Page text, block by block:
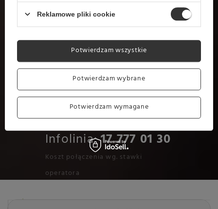
Potrzebujesz
pomocy?
Nasi kawowi specjaliści pomogą Ci w
odpowiednim doborze kawy,
a obsługa klienta kompleksowo
zrealizuje Twoje zamówienie w
sklepie.
Infolinia:17 777 01 30
Koszt połączenia wg. stawki
operatora
Reklamowe pliki cookie
Potwierdzam wybrane
Potwierdzam wymagane
Potwierdzam wszystkie